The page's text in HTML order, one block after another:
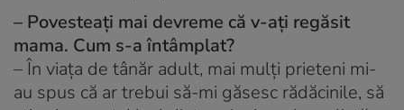
– Povesteați mai devreme că v-ați regăsit
mama. Cum s-a întâmplat?
– În viața de tânăr adult, mai mulți prieteni mi-
au spus că ar trebui să-mi găsesc rădăcinile, să